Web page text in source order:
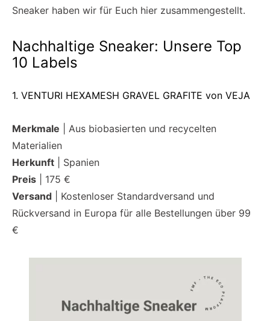
Sneaker haben wir für Euch hier zusammengestellt.
Nachhaltige Sneaker: Unsere Top
10 Labels
1. VENTURI HEXAMESH GRAVEL GRAFITE von VEJA
Merkmale | Aus biobasierten und recycelten
Materialien
Herkunft | Spanien
Preis | 175 €
Versand | Kostenloser Standardversand und
Rückversand in Europa für alle Bestellungen über 99
€